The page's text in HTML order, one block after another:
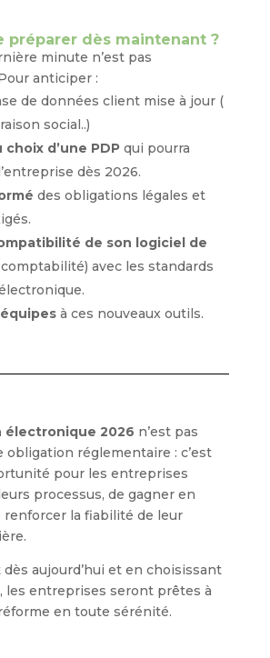
préparer dès maintenant ?
minute n’est pas
anticiper :
de données client mise à jour (
social..)
d’une PDP qui pourra
dès 2026.
des obligations légales et
de son logiciel de
comptabilité) avec les standards
à ces nouveaux outils.
2026 n’est pas
obligation réglementaire : c’est
pour les entreprises
processus, de gagner en
renforcer la fiabilité de leur
dès aujourd’hui et en choisissant
les entreprises seront prêtes à
en toute sérénité.